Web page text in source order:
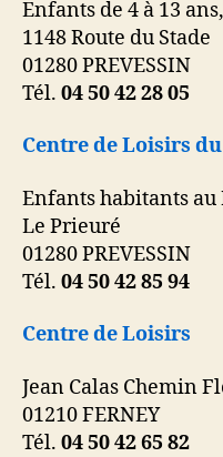
Enfants de 4 à 13
1148 Route du Stade
01280 PREVESSIN
Tél. 04 50 42 28 05
Centre de Loisirs
Enfants habitants au
Le Prieuré
01280 PREVESSIN
Tél. 04 50 42 85 94
Centre de Loisirs
Jean Calas Chemin
01210 FERNEY
Tél. 04 50 42 65 82